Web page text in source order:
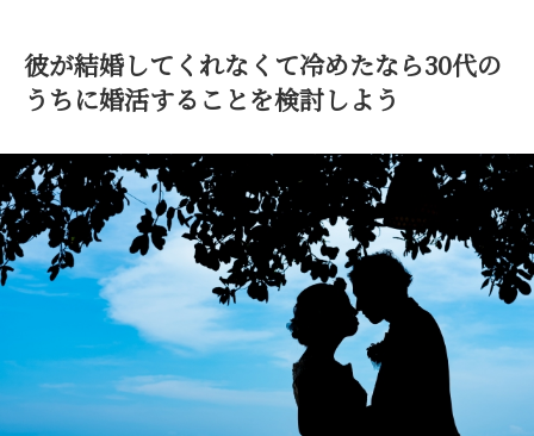
彼が結婚してくれなくて冷めたなら30代の
うちに婚活することを検討しよう